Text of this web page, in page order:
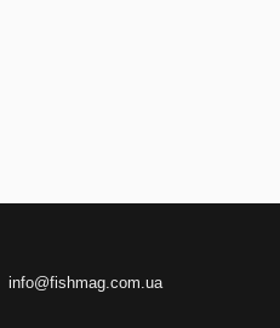
info@fishmag.com.ua